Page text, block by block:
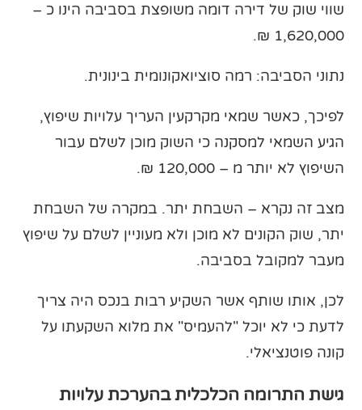
שווי שוק של דירה דומה משופצת בסביבה הינו כ –
1,620,000 ₪.
נתוני הסביבה: רמה סוציואקונומית בינונית.
לפיכך, כאשר שמאי מקרקעין העריך עלויות שיפוץ,
הגיע השמאי למסקנה כי השוק מוכן לשלם עבור
השיפוץ לא יותר מ – 120,000 ₪.
מצב זה נקרא – השבחת יתר. במקרה של השבחת
יתר, שוק הקונים לא מוכן ולא מעוניין לשלם על שיפוץ
מעבר למקובל בסביבה.
לכן, אותו שותף אשר השקיע רבות בנכס היה צריך
לדעת כי לא יוכל "להעמיס" את מלוא השקעתו על
קונה פוטנציאלי.
גישת התרומה הכלכלית בהערכת עלויות